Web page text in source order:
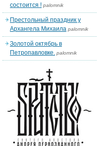
состоится ! palomnik
Престольный праздник у
Архангела Михаила palomnik
Золотой октябрь в
Петропавловке. palomnik